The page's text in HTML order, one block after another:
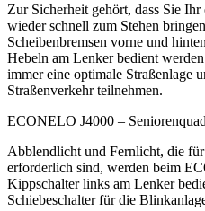
Zur Sicherheit gehört, dass Sie
wieder schnell zum Stehen
Scheibenbremsen vorne und
Hebeln am Lenker bedient
immer eine optimale Straßenlage
Straßenverkehr teilnehmen.
ECONELO J4000 –
Abblendlicht und Fernlicht, die für
erforderlich sind, werden beim
Kippschalter links am Lenker
Schiebeschalter für die